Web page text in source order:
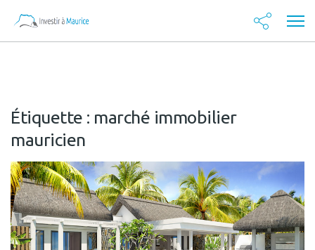
Étiquette : marché immobilier
mauricien